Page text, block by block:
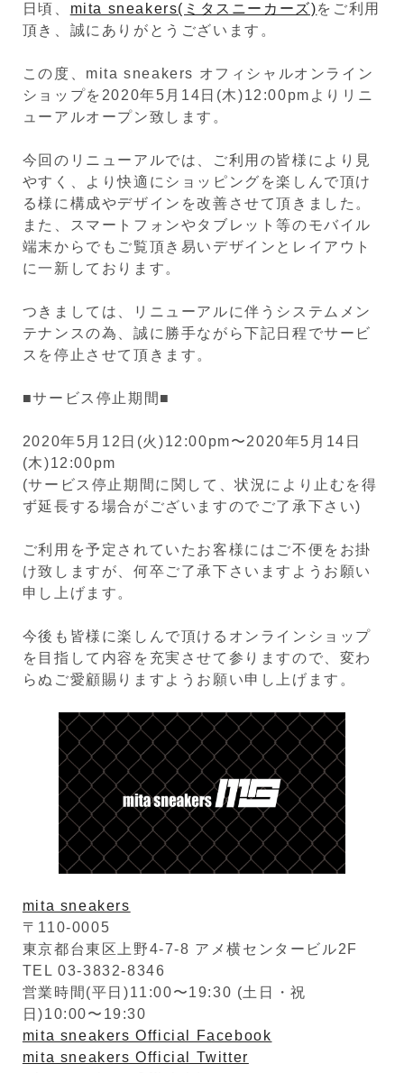
日頃、 mita sneakers(ミタスニーカーズ)をご利用
頂き、誠にありがとうございます。
この度、mita sneakers オフィシャルオンライン
ショップを2020年5月14日(木)12:00pmよりリニ
ューアルオープン致します。
今回のリニューアルでは、ご利用の皆様により見
やすく、より快適にショッピングを楽しんで頂け
る様に構成やデザインを改善させて頂きました。
また、スマートフォンやタブレット等のモバイル
端末からでもご覧頂き易いデザインとレイアウト
に一新しております。
つきましては、リニューアルに伴うシステムメン
テナンスの為、誠に勝手ながら下記日程でサービ
スを停止させて頂きます。
■サービス停止期間■
2020年5月12日(火)12:00pm〜2020年5月14日
(木)12:00pm
(サービス停止期間に関して、状況により止むを得
ず延長する場合がございますのでご了承下さい)
ご利用を予定されていたお客様にはご不便をお掛
け致しますが、何卒ご了承下さいますようお願い
申し上げます。
今後も皆様に楽しんで頂けるオンラインショップ
を目指して内容を充実させて参りますので、変わ
らぬご愛顧賜りますようお願い申し上げます。
mita sneakers
〒110-0005
東京都台東区上野4-7-8 アメ横センタービル2F
TEL 03-3832-8346
営業時間(平日)11:00〜19:30 (土日・祝
日)10:00〜19:30
mita sneakers Official Facebook
mita sneakers Official Twitter